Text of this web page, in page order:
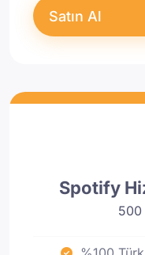
Satın Al
Spotify
500